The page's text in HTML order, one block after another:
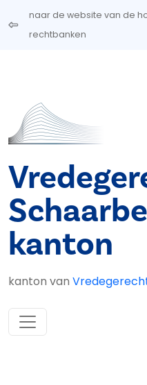
Overslaan en naar de
naar de website van de
rechtbanken
kanton
kanton van